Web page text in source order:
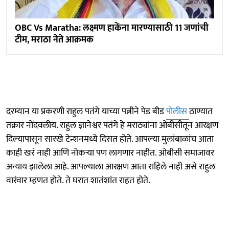
OBC Vs Maratha: लक्ष्मण हाकेंना मारण्यासाठी 11 जणांची
टीम, मराठा नेते आक्रमक
दरम्यान या प्रकरणी राहुल पतंगे याच्या पत्नीने पेड बीडपोलीसठाण्यात
तक्रार नोंदवलीय. राहुल ज्ञानेश्वर पतंगे हे मराठ्यांना ओबीसीतून आरक्षण
दिल्यापासून सारखे टेन्शनमध्ये दिसत होते. आपल्या मुलांबाळांच आता
काही खरं नाही आणि नोकऱ्या पण लागणार नाहीत. ओबीसी समाजावर
अन्याय झालेला आहे. आपल्याला आरक्षण आता राहिले नाही असे राहुल
वारंवार म्हणत होते. ते घरात शातंशांत राहत होते.